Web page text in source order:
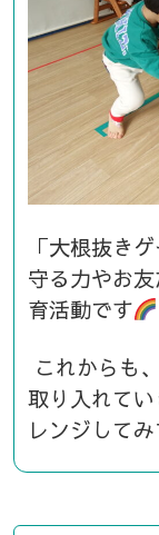
「大根抜き
守る力やお
育活動です
これからも
取り入れて
レンジして